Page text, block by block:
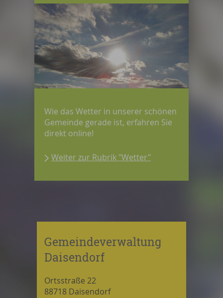
Wie das Wetter in unserer schönen
Gemeinde gerade ist, erfahren Sie
direkt online!
Weiter zur Rubrik "Wetter"
Gemeindeverwaltung
Daisendorf
Ortsstraße 22
88718 Daisendorf